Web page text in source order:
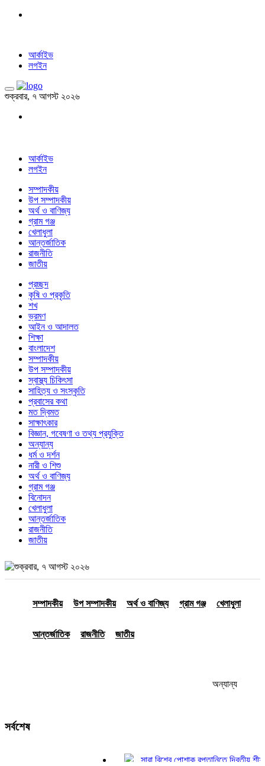
আর্কাইভ
লগইন
শুক্রবার, ৭ আগস্ট ২০২৬
আর্কাইভ
লগইন
সম্পাদকীয়
উপ সম্পাদকীয়
অর্থ ও বাণিজ্য
গ্রাম গঞ্জ
খেলাধুলা
আন্তর্জাতিক
রাজনীতি
জাতীয়
প্রচ্ছদ
কৃষি ও প্রকৃতি
শখ
ভ্রমণ
আইন ও আদালত
শিক্ষা
বাংলাদেশ
সম্পাদকীয়
উপ সম্পাদকীয়
স্বাস্থ্য চিকিৎসা
সাহিত্য ও সংস্কৃতি
প্রবাসের কথা
মত দ্বিমত
সাক্ষাৎকার
বিজ্ঞান, গবেষণা ও তথ্য প্রযুক্তি
অন্যান্য
ধর্ম ও দর্শন
নারী ও শিশু
অর্থ ও বাণিজ্য
গ্রাম গঞ্জ
বিনোদন
খেলাধুলা
আন্তর্জাতিক
রাজনীতি
জাতীয়
শুক্রবার, ৭ আগস্ট ২০২৬
সম্পাদকীয় উপ সম্পাদকীয় অর্থ ও বাণিজ্য গ্রাম গঞ্জ খেলাধুলা
আন্তর্জাতিক রাজনীতি জাতীয়
অন্যান্য
সর্বশেষ
সারা বিশ্বে পোশাক রপ্তানিতে দ্বিতীয় শীর্ষ